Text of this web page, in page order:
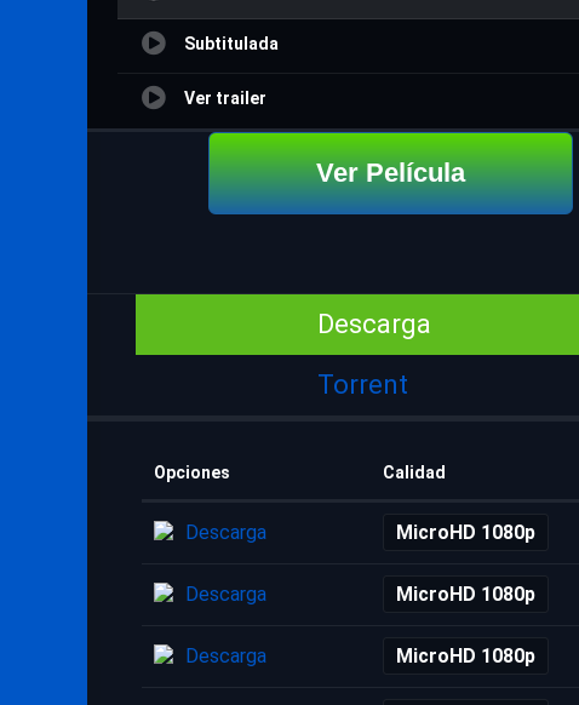
Subtitulada
Ver trailer
Ver Película
Descarga
Torrent
Opciones Calidad
Descarga MicroHD 1080p
Descarga MicroHD 1080p
Descarga MicroHD 1080p